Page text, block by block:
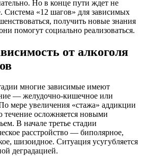
Но в конце пути ждет не
Система «12 шагов» для зависимых
получить новые знания
помогут социально реализоваться.
от алкоголя
многие зависимые имеют
— желудочно-кишечное или
мере увеличения «стажа» аддикции
течение осложняется новыми
В начале третье стадии
расстройство — биполярное,
шизоидное. Ситуация усугубляется
деградацией.